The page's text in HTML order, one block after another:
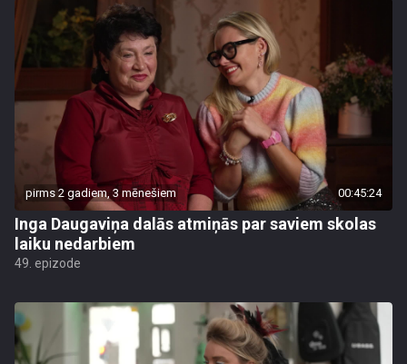
pirms 2 gadiem, 3 mēnešiem 00:45:24
Inga Daugaviņa dalās atmiņās par saviem skolas
laiku nedarbiem
49. epizode